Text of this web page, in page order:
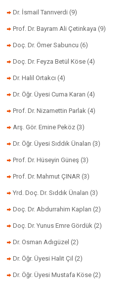
Dr. İsmail Tanrıverdi (9)
Prof. Dr. Bayram Ali Çetinkaya (9)
Doç. Dr. Ömer Sabuncu (6)
Doç. Dr. Feyza Betül Köse (4)
Dr. Halil Ortakcı (4)
Dr. Öğr. Üyesi Cuma Karan (4)
Prof. Dr. Nizamettin Parlak (4)
Arş. Gör. Emine Peköz (3)
Dr. Öğr. Üyesi Sıddık Ünalan (3)
Prof. Dr. Hüseyin Güneş (3)
Prof. Dr. Mahmut ÇINAR (3)
Yrd. Doç. Dr. Sıddık Ünalan (3)
Doç. Dr. Abdurrahim Kaplan (2)
Doç. Dr. Yunus Emre Gördük (2)
Dr. Osman Adıgüzel (2)
Dr. Öğr. Üyesi Halit Çil (2)
Dr. Öğr. Üyesi Mustafa Köse (2)